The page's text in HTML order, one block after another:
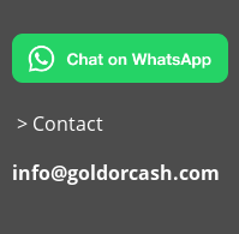
> Contact
info@goldorcash.com